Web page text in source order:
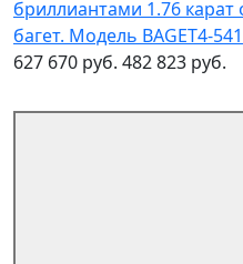
бриллиантами 1.76 карат
багет. Модель BAGET4-541
627 670 руб. 482 823 руб.